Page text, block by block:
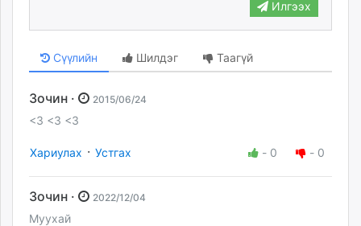
Илгээх
Сүүлийн Шилдэг Таагүй
Зочин · 2015/06/24
<3 <3 <3
Хариулах · Устгах - 0 - 0
Зочин · 2022/12/04
Муухай